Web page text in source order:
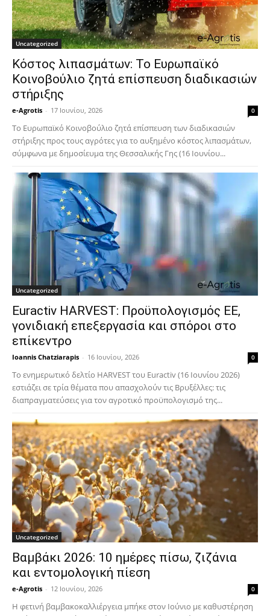
Uncategorized
Κόστος λιπασμάτων: Το Ευρωπαϊκό
Κοινοβούλιο ζητά επίσπευση διαδικασιών
στήριξης
e-Agrotis - 17 Ιουνίου, 2026 0
Το Ευρωπαϊκό Κοινοβούλιο ζητά επίσπευση των διαδικασιών
στήριξης προς τους αγρότες για το αυξημένο κόστος λιπασμάτων,
σύμφωνα με δημοσίευμα της Θεσσαλικής Γης (16 Ιουνίου...
Uncategorized
Euractiv HARVEST: Προϋπολογισμός ΕΕ,
γονιδιακή επεξεργασία και σπόροι στο
επίκεντρο
Ioannis Chatziarapis - 16 Ιουνίου, 2026 0
Το ενημερωτικό δελτίο HARVEST του Euractiv (16 Ιουνίου 2026)
εστιάζει σε τρία θέματα που απασχολούν τις Βρυξέλλες: τις
διαπραγματεύσεις για τον αγροτικό προϋπολογισμό της...
Uncategorized
Βαμβάκι 2026: 10 ημέρες πίσω, ζιζάνια
και εντομολογική πίεση
e-Agrotis - 12 Ιουνίου, 2026 0
Η φετινή βαμβακοκαλλιέργεια μπήκε στον Ιούνιο με καθυστέρηση